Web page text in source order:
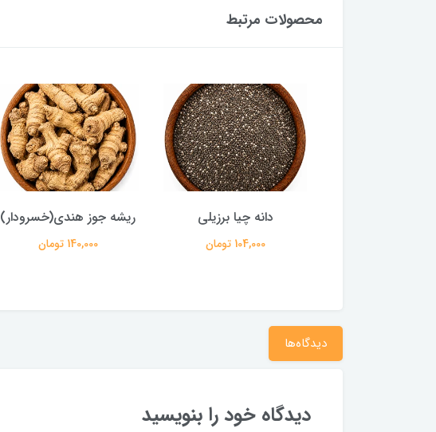
محصولات مرتبط
دانه چیا برزیلی
104,000 تومان
ریشه جوز هندی(خسرودار)
140,000 تومان
دیدگاه‌ها
دیدگاه خود را بنویسید